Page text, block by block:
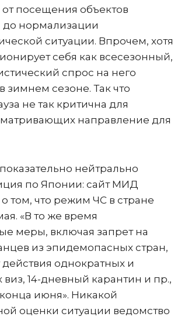
от посещения объектов
до нормализации
ситуации. Впрочем, хотя
себя как всесезонный,
спрос на него
зимнем сезоне. Так что
не так критична для
направление для
нейтрально
по Японии: сайт МИД
том, что режим ЧС в стране
«В то же время
меры, включая запрет на
из эпидемопасных стран,
однократных и
14-дневный карантин и пр.,
июня». Никакой
оценки ситуации ведомство